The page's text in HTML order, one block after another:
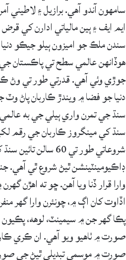
سامهون آندو آهي. برازيل ۽ لاطيني
ايم ايف ۽ ٻين مالياتي ادارن کي
سندن ملڪ جو اميزون ٻيلو جيڪو
هوڏانهن عالمي سطح تي پاڪستان جي
جوڙي وئي آهي. قدرتي طور تي وڻ
دنيا جو فضا ۾ ويندڙ ڪاربان پاڻ
سنڌ جي تمرن واري ٻيلي جي به
سنڌ کي مينگروز ڪاربان جي رقم
شروعاتي طور تي
ڊاڪيومينٽينشن ٿيڻ شروع ٿي آهي.
وارا قرار ڏنا ويا آهن. ڇو ته اهڙن
اڏاوت کان اڳ ۾، چونئرن وارا گهر
پڪا گهر جن ۾ سيمينٽ، لوهه،
صورت ۾ ٺاهيو ويو آهي. ان ڪري
صورت ۾ موسمي تبديلي ٿيڻ جي